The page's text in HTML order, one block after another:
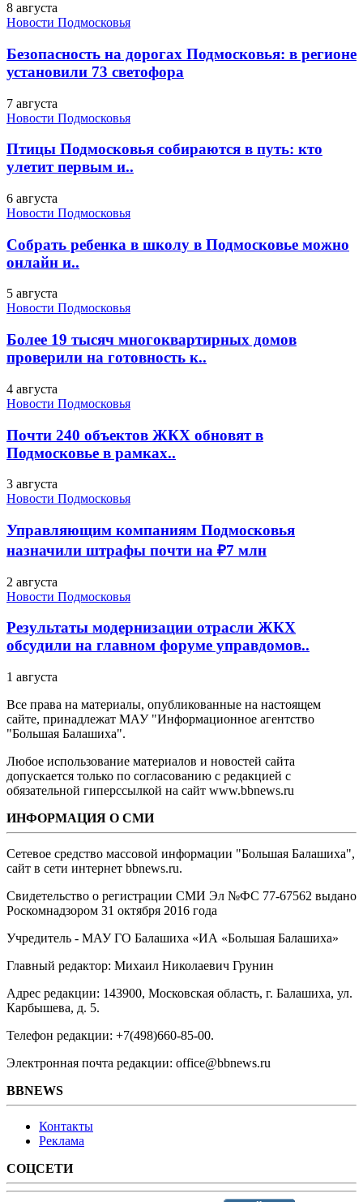
8 августа
Новости Подмосковья
Безопасность на дорогах Подмосковья: в регионе
установили 73 светофора
7 августа
Новости Подмосковья
Птицы Подмосковья собираются в путь: кто
улетит первым и..
6 августа
Новости Подмосковья
Собрать ребенка в школу в Подмосковье можно
онлайн и..
5 августа
Новости Подмосковья
Более 19 тысяч многоквартирных домов
проверили на готовность к..
4 августа
Новости Подмосковья
Почти 240 объектов ЖКХ обновят в
Подмосковье в рамках..
3 августа
Новости Подмосковья
Управляющим компаниям Подмосковья
назначили штрафы почти на ₽7 млн
2 августа
Новости Подмосковья
Результаты модернизации отрасли ЖКХ
обсудили на главном форуме управдомов..
1 августа
Все права на материалы, опубликованные на настоящем
сайте, принадлежат МАУ "Информационное агентство
"Большая Балашиха".
Любое использование материалов и новостей сайта
допускается только по согласованию с редакцией с
обязательной гиперссылкой на сайт www.bbnews.ru
ИНФОРМАЦИЯ О СМИ
Сетевое средство массовой информации "Большая Балашиха",
сайт в сети интернет bbnews.ru.
Свидетельство о регистрации СМИ Эл №ФС ‎77-67562 выдано
Роскомнадзором 31 октября 2016 года
Учредитель - МАУ ГО Балашиха «ИА «Большая Балашиха»
Главный редактор: Михаил Николаевич Грунин
Адрес редакции: 143900, Московская область, г. Балашиха, ул.
Карбышева, д. 5.
Телефон редакции: +7(498)660-85-00.
Электронная почта редакции: office@bbnews.ru
BBNEWS
Контакты
Реклама
СОЦСЕТИ